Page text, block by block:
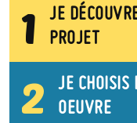
1
JE
PROJET
2
JE CHOISIS
OEUVRE